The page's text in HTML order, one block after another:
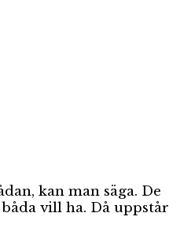
kan man säga. De
vill ha. Då uppstår